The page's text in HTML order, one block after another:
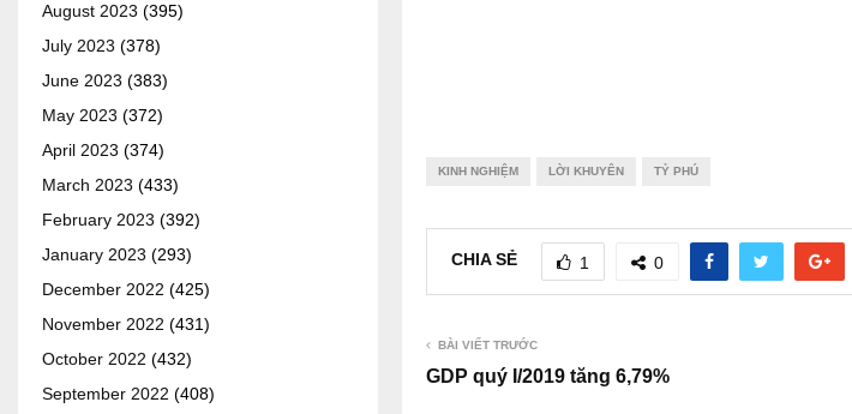
KINH NGHIỆM LỜI KHUYÊN TỶ PHÚ
CHIA SẺ 1 0
BÀI VIẾT TRƯỚC
GDP quý I/2019 tăng 6,79%
August 2023 (395)
July 2023 (378)
June 2023 (383)
May 2023 (372)
April 2023 (374)
March 2023 (433)
February 2023 (392)
January 2023 (293)
December 2022 (425)
November 2022 (431)
October 2022 (432)
September 2022 (408)